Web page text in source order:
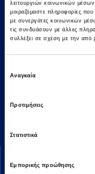
λειτουργιών κοινωνικών
μοιραζόμαστε πληροφορίες
με συνεργάτες κοινωνικών
τις συνδυάσουν με άλλες
συλλέξει σε σχέση με την
συγκατάθεσης
Αναγκαία
Προτιμήσεις
Στατιστικά
Εμπορικής προώθησης
Όραμα &